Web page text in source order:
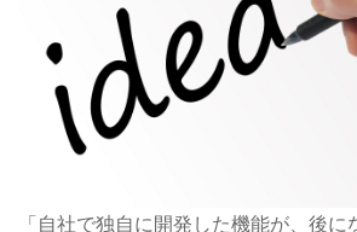
「自社で独自に開発した機能が、後に